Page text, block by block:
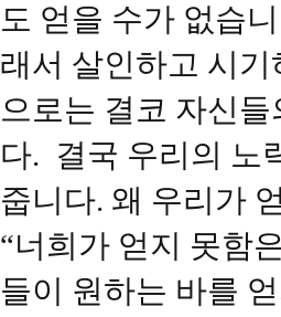
도 얻을 수가 없습
래서 살인하고 시
으로는 결코 자신
다. 결국 우리의 노
줍니다. 왜 우리가
“너희가 얻지 못함
들이 원하는 바를